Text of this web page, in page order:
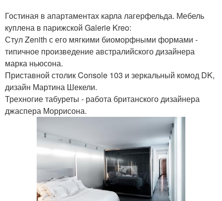
Гостиная в апартаментах карла лагерфельда. Мебель
куплена в парижской Galerie Kreo:
Стул Zenith с его мягкими биоморфными формами -
типичное произведение австралийского дизайнера
марка ньюсона.
Приставной столик Console 103 и зеркальный комод DK,
дизайн Мартина Шекели.
Трехногие табуреты - работа британского дизайнера
джаспера Моррисона.